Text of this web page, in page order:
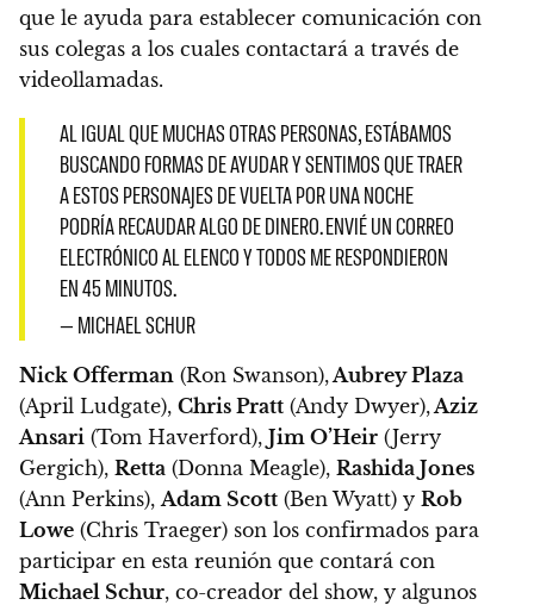
que le ayuda para establecer comunicación con
sus colegas a los cuales contactará a través de
videollamadas.
AL IGUAL QUE MUCHAS OTRAS PERSONAS, ESTÁBAMOS
BUSCANDO FORMAS DE AYUDAR Y SENTIMOS QUE TRAER
A ESTOS PERSONAJES DE VUELTA POR UNA NOCHE
PODRÍA RECAUDAR ALGO DE DINERO. ENVIÉ UN CORREO
ELECTRÓNICO AL ELENCO Y TODOS ME RESPONDIERON
EN 45 MINUTOS.
— MICHAEL SCHUR
Nick Offerman (Ron Swanson), Aubrey Plaza
(April Ludgate), Chris Pratt (Andy Dwyer), Aziz
Ansari (Tom Haverford), Jim O’Heir (Jerry
Gergich), Retta (Donna Meagle), Rashida Jones
(Ann Perkins), Adam Scott (Ben Wyatt) y Rob
Lowe (Chris Traeger) son los confirmados para
participar en esta reunión que contará con
Michael Schur, co-creador del show, y algunos